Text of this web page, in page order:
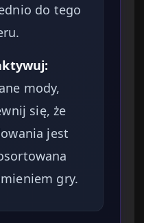
do tego
mody,
się, że
jest
gry.